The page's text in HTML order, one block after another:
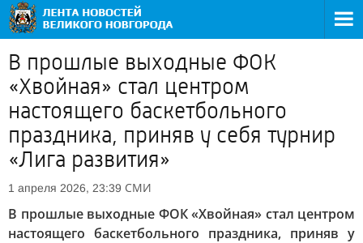
В прошлые выходные ФОК
«Хвойная» стал центром
настоящего баскетбольного
праздника, приняв у себя турнир
«Лига развития»
1 апреля 2026, 23:39 СМИ
В прошлые выходные ФОК «Хвойная» стал центром
настоящего баскетбольного праздника, приняв у